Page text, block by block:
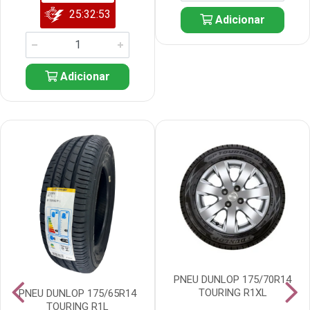
Adicionar
25:32:52 Adicionar
PNEU DUNLOP 175/65R14
TOURING R1L
PNEU DUNLOP 175/70R14
TOURING R1XL